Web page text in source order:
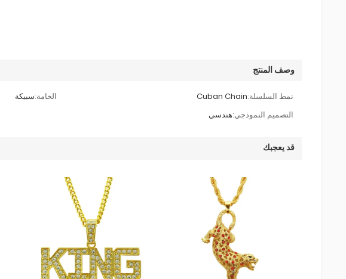
وصف المنتج
نمط السلسلة:Cuban Chain الخامة:سبيكة
التصميم النموذجي:هندسي
قد يعجبك